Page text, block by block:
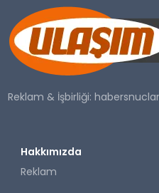
SAĞLIK
YAŞAM
Reklam & İşbirliği:
Hakkımızda
Reklam